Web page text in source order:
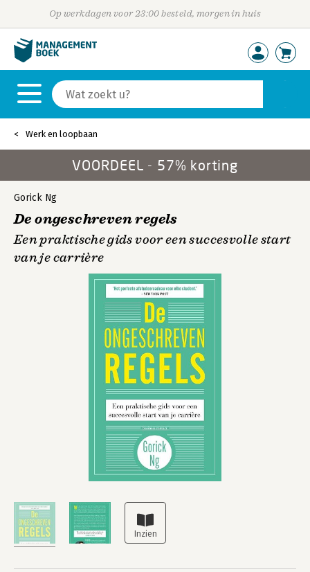
Op werkdagen voor 23:00 besteld, morgen in huis
Werk en loopbaan
VOORDEEL - 57% korting
Gorick Ng
De ongeschreven regels
Een praktische gids voor een succesvolle start
van je carrière